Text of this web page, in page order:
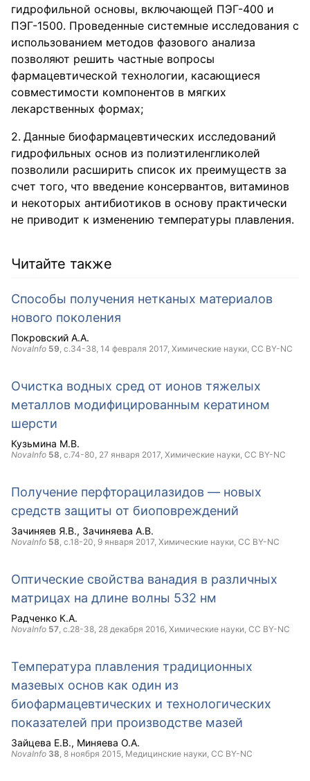
гидрофильной основы, включающей ПЭГ-400 и
ПЭГ-1500. Проведенные системные исследования с
использованием методов фазового анализа
позволяют решить частные вопросы
фармацевтической технологии, касающиеся
совместимости компонентов в мягких
лекарственных формах;
Данные биофармацевтических исследований
гидрофильных основ из полиэтиленгликолей
позволили расширить список их преимуществ за
счет того, что введение консервантов, витаминов
и некоторых антибиотиков в основу практически
не приводит к изменению температуры плавления.
Читайте также
Способы получения нетканых материалов
нового поколения
Покровский А.А.
NovaInfo 59, с.34-38, 14 февраля 2017, Химические науки, CC BY-NC
Очистка водных сред от ионов тяжелых
металлов модифицированным кератином
шерсти
Кузьмина М.В.
NovaInfo 58, с.74-80, 27 января 2017, Химические науки, CC BY-NC
Получение перфторацилазидов — новых
средств защиты от биоповреждений
Зачиняев Я.В. Зачиняева А.В.
NovaInfo 58, с.18-20, 9 января 2017, Химические науки, CC BY-NC
Оптические свойства ванадия в различных
матрицах на длине волны 532 нм
Радченко К.А.
NovaInfo 57, с.28-38, 28 декабря 2016, Химические науки, CC BY-NC
Температура плавления традиционных
мазевых основ как один из
биофармацевтических и технологических
показателей при производстве мазей
Зайцева Е.В. Миняева О.А.
NovaInfo 38, 8 ноября 2015, Медицинские науки, CC BY-NC